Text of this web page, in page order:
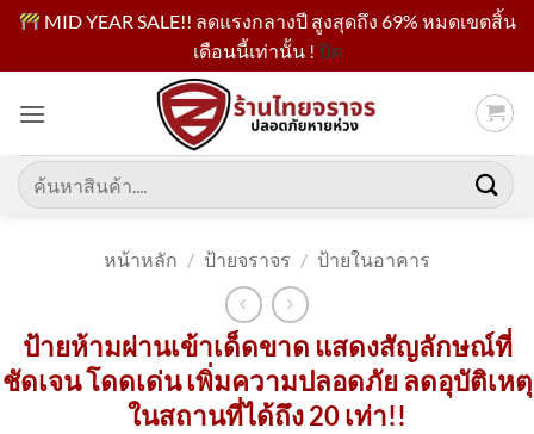
MID YEAR SALE!! ลดแรงกลางปี สูงสุดถึง 69% หมดเขตสิ้น
เดือนนี้เท่านั้น ! ปิด
เนื้อหา
ค้นหา:
หน้าหลัก / ป้ายจราจร / ป้ายในอาคาร
ป้ายห้ามผ่านเข้าเด็ดขาด แสดงสัญลักษณ์ที่
ชัดเจน โดดเด่น เพิ่มความปลอดภัย ลดอุบัติเหตุ
ในสถานที่ได้ถึง 20 เท่า!!